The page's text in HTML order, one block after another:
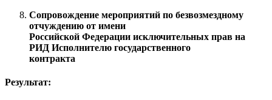
Сопровождение мероприятий по безвозмездному
отчуждению от имени
Российской Федерации исключительных прав на
РИД Исполнителю государственного
контракта
Результат: